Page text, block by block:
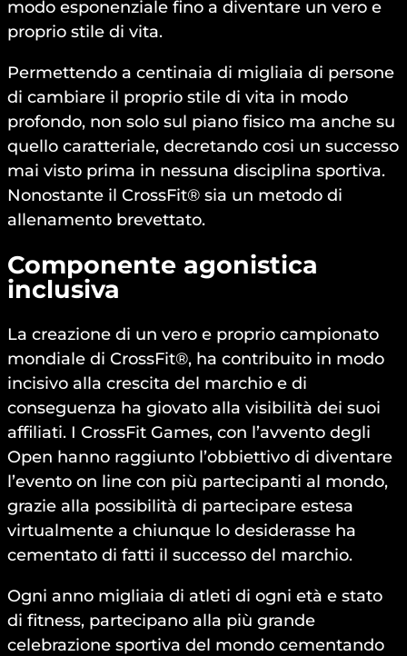
modo esponenziale fino a diventare un vero e
proprio stile di vita.
Permettendo a centinaia di migliaia di persone
di cambiare il proprio stile di vita in modo
profondo, non solo sul piano fisico ma anche su
quello caratteriale, decretando cosi un successo
mai visto prima in nessuna disciplina sportiva.
Nonostante il CrossFit® sia un metodo di
allenamento brevettato.
Componente agonistica
inclusiva
La creazione di un vero e proprio campionato
mondiale di CrossFit®, ha contribuito in modo
incisivo alla crescita del marchio e di
conseguenza ha giovato alla visibilità dei suoi
affiliati. I CrossFit Games, con l’avvento degli
Open hanno raggiunto l’obbiettivo di diventare
l’evento on line con più partecipanti al mondo,
grazie alla possibilità di partecipare estesa
virtualmente a chiunque lo desiderasse ha
cementato di fatti il successo del marchio.
Ogni anno migliaia di atleti di ogni età e stato
di fitness, partecipano alla più grande
celebrazione sportiva del mondo cementando